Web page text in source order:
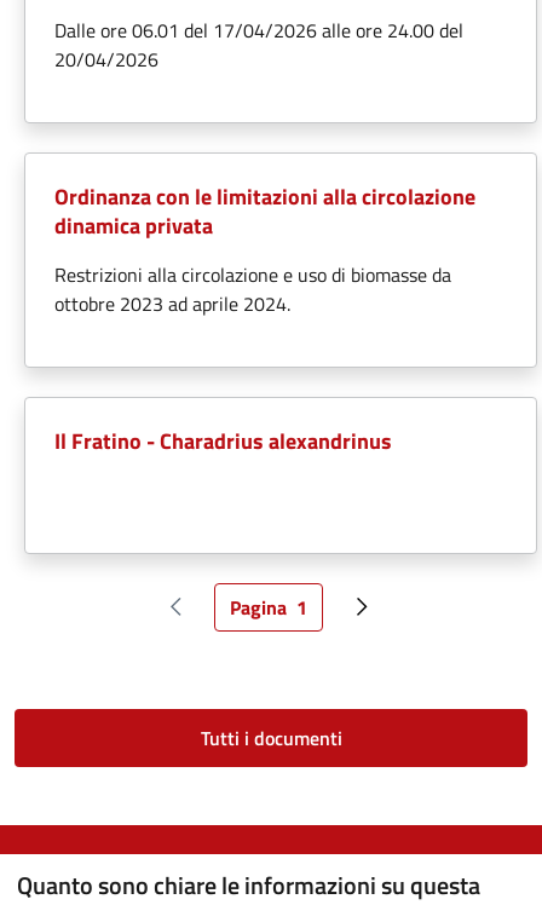
Dalle ore 06.01 del 17/04/2026 alle ore 24.00 del
20/04/2026
Ordinanza con le limitazioni alla circolazione
dinamica privata
Restrizioni alla circolazione e uso di biomasse da
ottobre 2023 ad aprile 2024.
Il Fratino - Charadrius alexandrinus
Pagina precedente
Pagina attuale
Pagina 1 Pagina successiva
Tutti i documenti
Quanto sono chiare le informazioni su questa